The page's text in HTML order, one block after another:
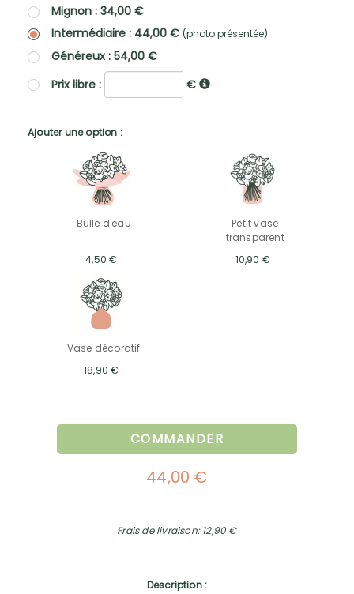
Mignon : 34,00 €
Intermédiaire : 44,00 € (photo présentée)
Généreux : 54,00 €
Prix libre :
€
Ajouter une option :
Bulle d'eau
4,50 €
Petit vase
transparent
10,90 €
Vase décoratif
18,90 €
COMMANDER
44,00 €
Frais de livraison: 12,90 €
Description :